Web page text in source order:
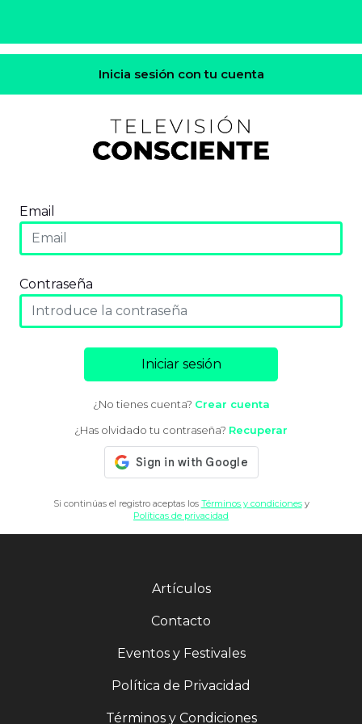
Inicia sesión con tu cuenta
Email
Contraseña
Iniciar sesión
¿No tienes cuenta? Crear cuenta
¿Has olvidado tu contraseña? Recuperar
Si continúas el registro aceptas los Términos y condicionesy
Políticas de privacidad
Artículos
Contacto
Eventos y Festivales
Política de Privacidad
Términos y Condiciones